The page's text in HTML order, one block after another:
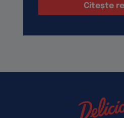
Citește